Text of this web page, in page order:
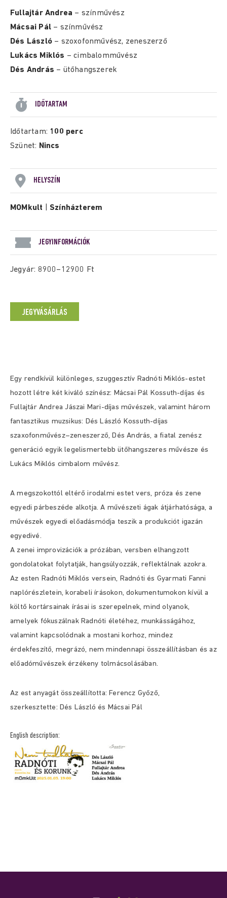
Fullajtár Andrea – színművész
Mácsai Pál – színművész
Dés László – szoxofonművész, zeneszerző
Lukács Miklós – cimbalomművész
Dés András – ütőhangszerek
IDŐTARTAM
Időtartam: 100 perc
Szünet: Nincs
HELYSZÍN
MOMkult |Színházterem
JEGYINFORMÁCIÓK
Jegyár: 8900–12900 Ft
JEGYVÁSÁRLÁS
Egy rendkívül különleges, szuggesztív Radnóti Miklós-estet
hozott létre két kiváló színész: Mácsai Pál Kossuth-díjas és
Fullajtár Andrea Jászai Mari-díjas művészek, valamint három
fantasztikus muzsikus: Dés László Kossuth-díjas
szaxofonművész–zeneszerző, Dés András, a fiatal zenész
generáció egyik legelismertebb ütőhangszeres művésze és
Lukács Miklós cimbalom művész.
A megszokottól eltérő irodalmi estet vers, próza és zene
egyedi párbeszéde alkotja. A művészeti ágak átjárhatósága, a
művészek egyedi előadásmódja teszik a produkciót igazán
egyedivé.
A zenei improvizációk a prózában, versben elhangzott
gondolatokat folytatják, hangsúlyozzák, reflektálnak azokra.
Az esten Radnóti Miklós versein, Radnóti és Gyarmati Fanni
naplórészletein, korabeli írásokon, dokumentumokon kívül a
költő kortársainak írásai is szerepelnek, mind olyanok,
amelyek fókuszálnak Radnóti életéhez, munkásságához,
valamint kapcsolódnak a mostani korhoz, mindez
érdekfeszítő, megrázó, nem mindennapi összeállításban és az
előadóművészek érzékeny tolmácsolásában.
Az est anyagát összeállította: Ferencz Győző,
szerkesztette: Dés László és Mácsai Pál
English description: